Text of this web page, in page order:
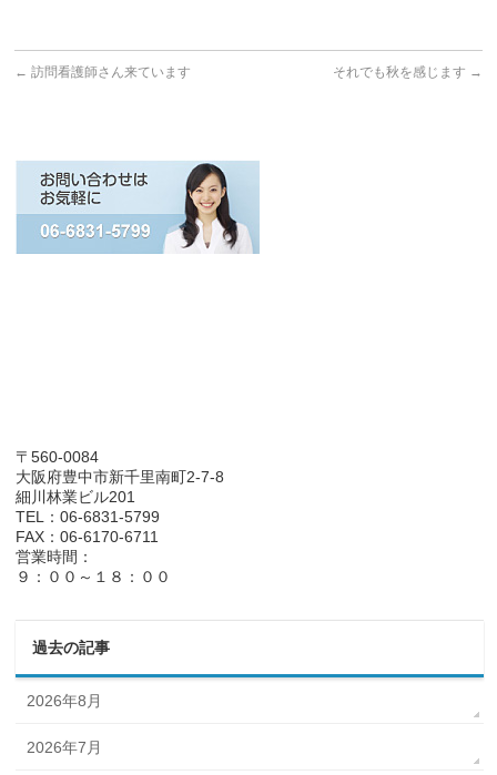
← 訪問看護師さん来ています それでも秋を感じます →
〒560-0084
大阪府豊中市新千里南町2-7-8
細川林業ビル201
TEL：06-6831-5799
FAX：06-6170-6711
営業時間：
９：００～１８：００
過去の記事
2026年8月
2026年7月